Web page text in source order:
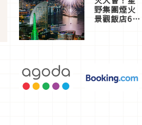
野集團煙火
景觀飯店6